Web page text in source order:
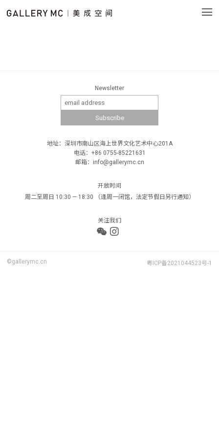
Newsletter
地址：深圳市南山区海上世界文化艺术中心201A
电话：+86 0755-85221631
邮箱：info@gallerymc.cn
开放时间
周二至周日 10:30 — 18:30 （逢周一闭馆，法定节假日另行通知）
关注我们
©gallerymc.cn 粤ICP备2021044523号-1